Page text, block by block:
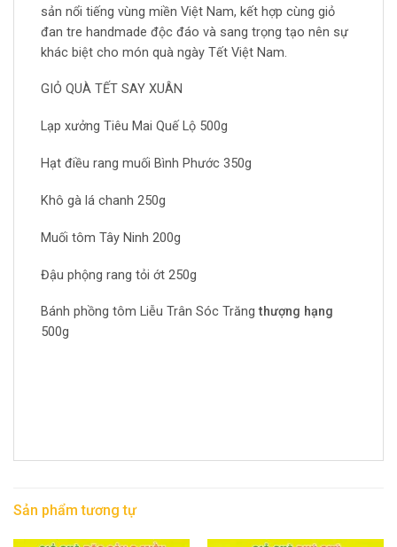
sản nổi tiếng vùng miền Việt Nam, kết hợp cùng giỏ
đan tre handmade độc đáo và sang trọng tạo nên sự
khác biệt cho món quà ngày Tết Việt Nam.
GIỎ QUÀ TẾT SAY XUÂN
Lạp xưởng Tiêu Mai Quế Lộ 500g
Hạt điều rang muối Bình Phước 350g
Khô gà lá chanh 250g
Muối tôm Tây Ninh 200g
Đậu phộng rang tỏi ớt 250g
Bánh phồng tôm Liễu Trân Sóc Trăngthượng hạng
500g
Sản phẩm tương tự